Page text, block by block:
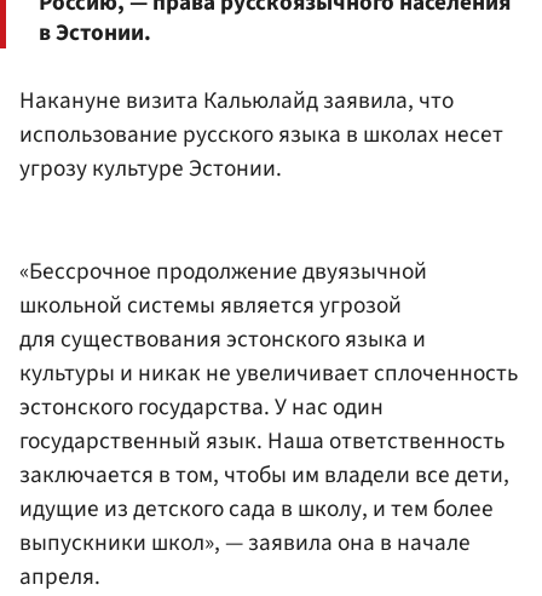
в Эстонии.
Накануне визита Кальюлайд заявила, что
использование русского языка в школах несет
угрозу культуре Эстонии.
«Бессрочное продолжение двуязычной
школьной системы является угрозой
для существования эстонского языка и
культуры и никак не увеличивает сплоченность
эстонского государства. У нас один
государственный язык. Наша ответственность
заключается в том, чтобы им владели все дети,
идущие из детского сада в школу, и тем более
выпускники школ», — заявила она в начале
апреля.